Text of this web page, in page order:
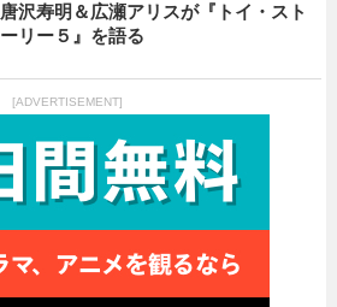
唐沢寿明＆広瀬アリスが『トイ・スト
ーリー５』を語る
[ADVERTISEMENT]